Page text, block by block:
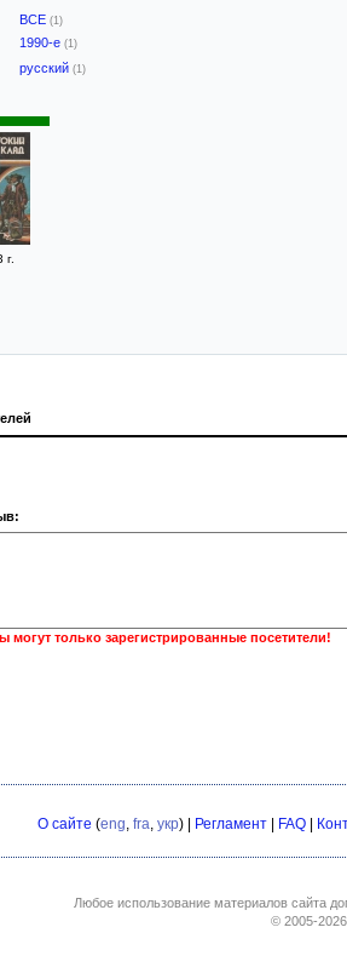
ВСЕ (1)
1990-е (1)
русский (1)
г.
могут только зарегистрированные посетители!
О сайте (eng, fra, укр) | Регламент FAQ
Любое использование материалов сайта
© 2005-2026